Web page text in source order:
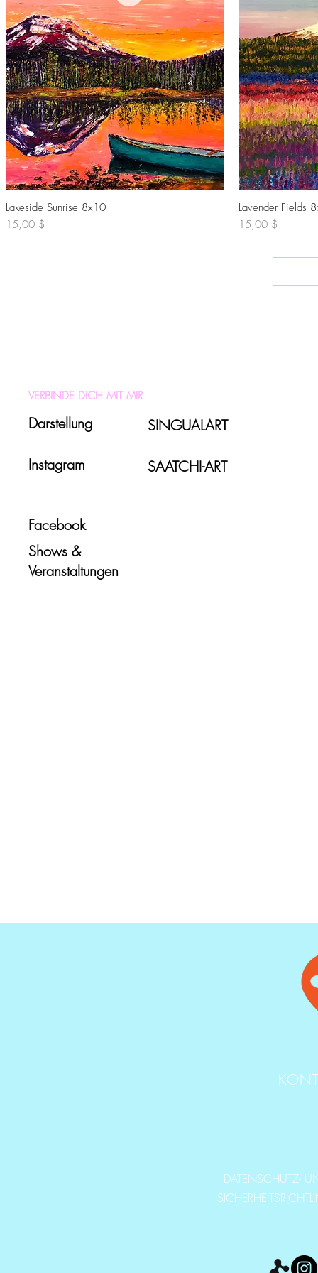
Schnellansicht
Lakeside Sunrise 8x10
Preis
15,00 $
Lavender Fields
Preis
15,00 $
VERBINDE DICH MIT MIR
Darstellung
Instagram SAATCHI-ART
SINGUALART
Facebook
Shows &
Veranstaltungen
DATENSCHUTZ-